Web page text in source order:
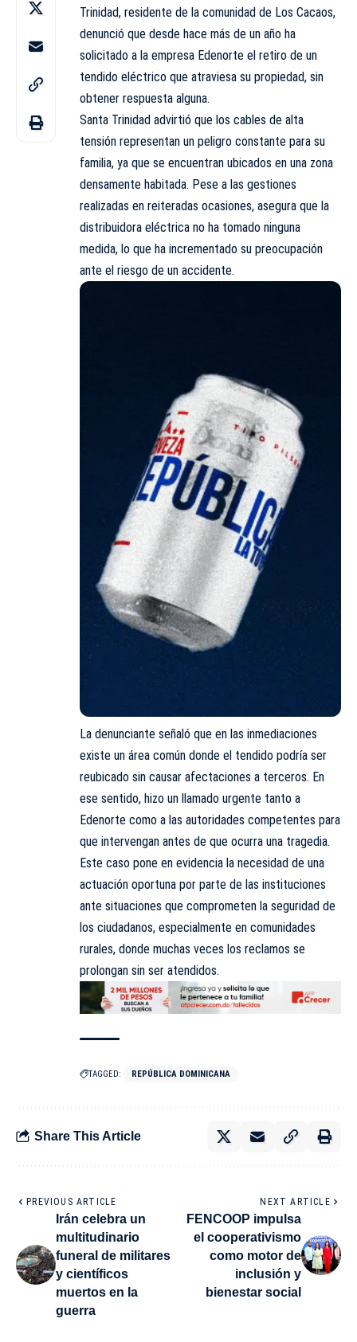
Trinidad, residente de la comunidad de Los Cacaos,
denunció que desde hace más de un año ha
solicitado a la empresa Edenorte el retiro de un
tendido eléctrico que atraviesa su propiedad, sin
obtener respuesta alguna.
Santa Trinidad advirtió que los cables de alta
tensión representan un peligro constante para su
familia, ya que se encuentran ubicados en una zona
densamente habitada. Pese a las gestiones
realizadas en reiteradas ocasiones, asegura que la
distribuidora eléctrica no ha tomado ninguna
medida, lo que ha incrementado su preocupación
ante el riesgo de un accidente.
La denunciante señaló que en las inmediaciones
existe un área común donde el tendido podría ser
reubicado sin causar afectaciones a terceros. En
ese sentido, hizo un llamado urgente tanto a
Edenorte como a las autoridades competentes para
que intervengan antes de que ocurra una tragedia.
Este caso pone en evidencia la necesidad de una
actuación oportuna por parte de las instituciones
ante situaciones que comprometen la seguridad de
los ciudadanos, especialmente en comunidades
rurales, donde muchas veces los reclamos se
prolongan sin ser atendidos.
TAGGED: REPÚBLICA DOMINICANA
Share This Article
PREVIOUS ARTICLE
Irán celebra un
multitudinario
funeral de militares
y científicos
muertos en la
guerra
NEXT ARTICLE
FENCOOP impulsa
el cooperativismo
como motor de
inclusión y
bienestar social